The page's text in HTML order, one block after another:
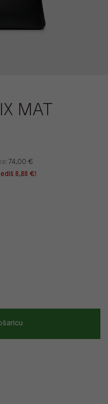
MAT
74,00 €
8,88 €!